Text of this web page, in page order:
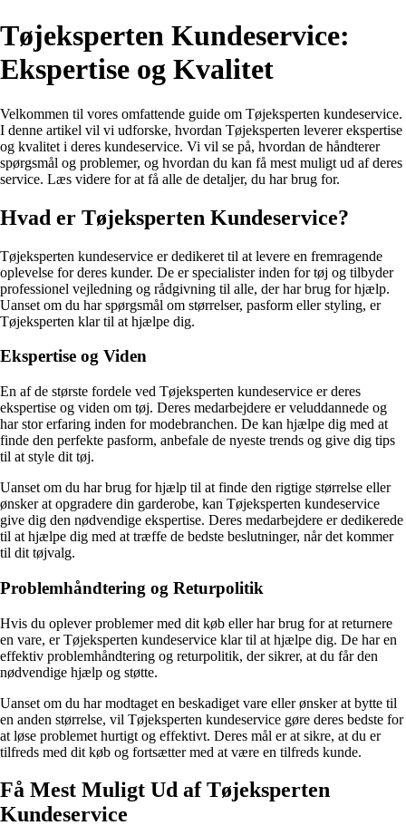
Tøjeksperten Kundeservice:
Ekspertise og Kvalitet
Velkommen til vores omfattende guide om Tøjeksperten kundeservice.
I denne artikel vil vi udforske, hvordan Tøjeksperten leverer ekspertise
og kvalitet i deres kundeservice. Vi vil se på, hvordan de håndterer
spørgsmål og problemer, og hvordan du kan få mest muligt ud af deres
service. Læs videre for at få alle de detaljer, du har brug for.
Hvad er Tøjeksperten Kundeservice?
Tøjeksperten kundeservice er dedikeret til at levere en fremragende
oplevelse for deres kunder. De er specialister inden for tøj og tilbyder
professionel vejledning og rådgivning til alle, der har brug for hjælp.
Uanset om du har spørgsmål om størrelser, pasform eller styling, er
Tøjeksperten klar til at hjælpe dig.
Ekspertise og Viden
En af de største fordele ved Tøjeksperten kundeservice er deres
ekspertise og viden om tøj. Deres medarbejdere er veluddannede og
har stor erfaring inden for modebranchen. De kan hjælpe dig med at
finde den perfekte pasform, anbefale de nyeste trends og give dig tips
til at style dit tøj.
Uanset om du har brug for hjælp til at finde den rigtige størrelse eller
ønsker at opgradere din garderobe, kan Tøjeksperten kundeservice
give dig den nødvendige ekspertise. Deres medarbejdere er dedikerede
til at hjælpe dig med at træffe de bedste beslutninger, når det kommer
til dit tøjvalg.
Problemhåndtering og Returpolitik
Hvis du oplever problemer med dit køb eller har brug for at returnere
en vare, er Tøjeksperten kundeservice klar til at hjælpe dig. De har en
effektiv problemhåndtering og returpolitik, der sikrer, at du får den
nødvendige hjælp og støtte.
Uanset om du har modtaget en beskadiget vare eller ønsker at bytte til
en anden størrelse, vil Tøjeksperten kundeservice gøre deres bedste for
at løse problemet hurtigt og effektivt. Deres mål er at sikre, at du er
tilfreds med dit køb og fortsætter med at være en tilfreds kunde.
Få Mest Muligt Ud af Tøjeksperten
Kundeservice